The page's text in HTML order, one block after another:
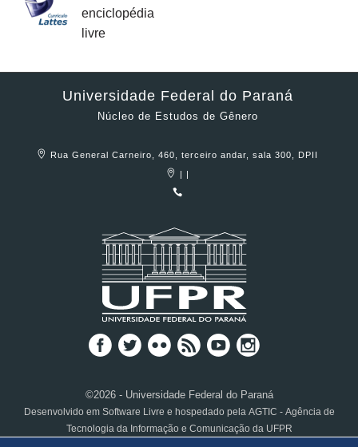
Universidade Federal do Paraná
Núcleo de Estudos de Gênero
Rua General Carneiro, 460, terceiro andar, sala 300, DPII
©2026 - Universidade Federal do Paraná
Desenvolvido em Software Livre e hospedado pela AGTIC - Agência de
Tecnologia da Informação e Comunicação da UFPR